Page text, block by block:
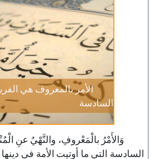
الأمر بالمعروف هي
السادسة
وَالأَمْرُ بالْمَعْروفِ، والنَّهْيُ عنِ
السادسة التي ما أوتيت الأمة في